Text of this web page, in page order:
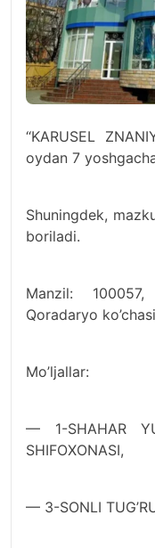
‘‘KARUSEL
oydan 7
Shuningdek,
boriladi.
Manzil:
Qoradaryo
Mo’ljallar:
— 1-SHAHAR
SHIFOXONASI,
— 3-SONLI